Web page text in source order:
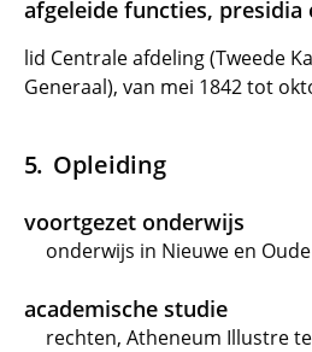
afgeleide functies, presidia
lid Centrale afdeling (Tweede
Generaal), van mei 1842 tot
Opleiding
voortgezet onderwijs
onderwijs in Nieuwe en
academische studie
rechten, Atheneum Illustre